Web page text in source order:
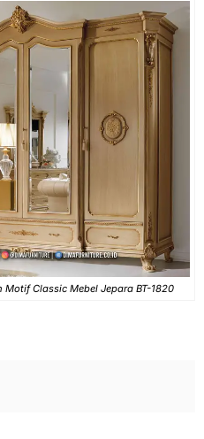
Classic Mebel Jepara BT-1820